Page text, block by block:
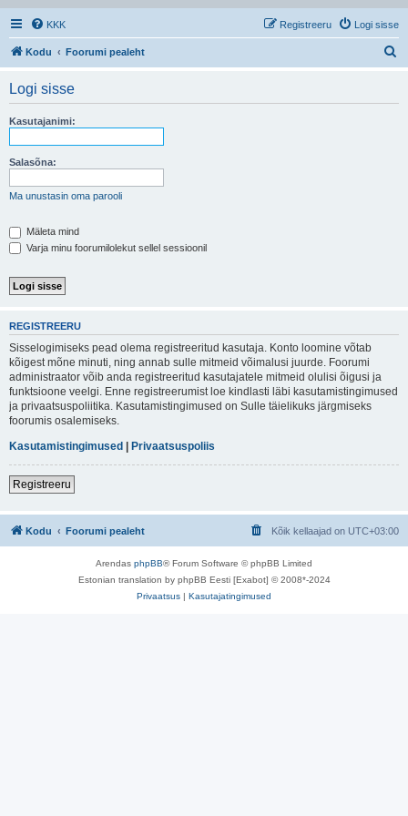
KKK Logi sisse
Registreeru
Kodu Foorumi pealeht
Logi sisse
Kasutajanimi:
Salasõna:
Ma unustasin oma parooli
Mäleta mind
Varja minu foorumilolekut sellel sessioonil
REGISTREERU
Sisselogimiseks pead olema registreeritud kasutaja. Konto loomine võtab
kõigest mõne minuti, ning annab sulle mitmeid võimalusi juurde. Foorumi
administraator võib anda registreeritud kasutajatele mitmeid olulisi õigusi ja
funktsioone veelgi. Enne registreerumist loe kindlasti läbi kasutamistingimused
ja privaatsuspoliitika. Kasutamistingimused on Sulle täielikuks järgmiseks
foorumis osalemiseks.
Kasutamistingimused | Privaatsuspoliis
Registreeru
Kodu Foorumi pealeht Kõik kellaajad on UTC+03:00
Arendas phpBB® Forum Software © phpBB Limited
Estonian translation by phpBB Eesti [Exabot] © 2008*-2024
Privaatsus | Kasutajatingimused